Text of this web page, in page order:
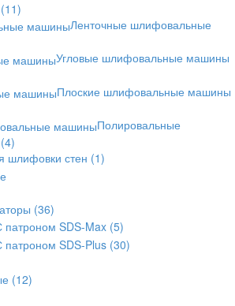
(11)
Ленточные шлифовальные
Угловые шлифовальные машины
Плоские шлифовальные машины
Полировальные
(4)
шлифовки стен (1)
(36)
патроном SDS-Max (5)
патроном SDS-Plus (30)
(12)